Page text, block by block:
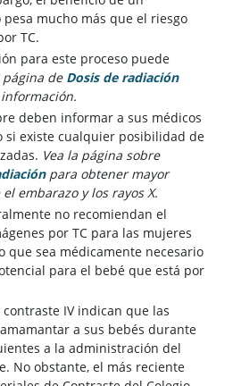
mucho más que el riesgo
TC.
para este proceso puede
página de Dosis de radiación
deben informar a sus médicos
si existe cualquier posibilidad de
Vea la página sobre
para obtener mayor
embarazo y los rayos X.
no recomiendan el
por TC para las mujeres
que sea médicamente necesario
para el bebé que está por
IV indican que las
a sus bebés durante
a la administración del
No obstante, el más reciente